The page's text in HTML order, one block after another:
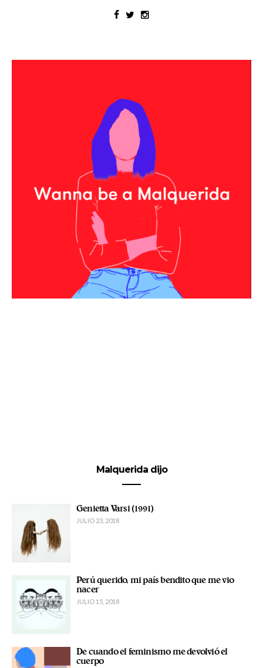
Malquerida dijo
Genietta Varsi (1991)
JULIO 23, 2018
Perú querido, mi país bendito que me vio
nacer
JULIO 15, 2018
De cuando el feminismo me devolvió el
cuerpo